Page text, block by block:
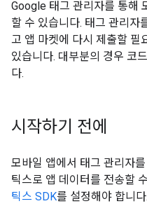
Google 태그 관리자를 통해
할 수 있습니다. 태그 관리자
고 앱 마켓에 다시 제출할 필
있습니다. 대부분의 경우 코
다.
시작하기 전에
모바일 앱에서 태그 관리자
틱스로 앱 데이터를 전송할
틱스 SDK를 설정해야 합니